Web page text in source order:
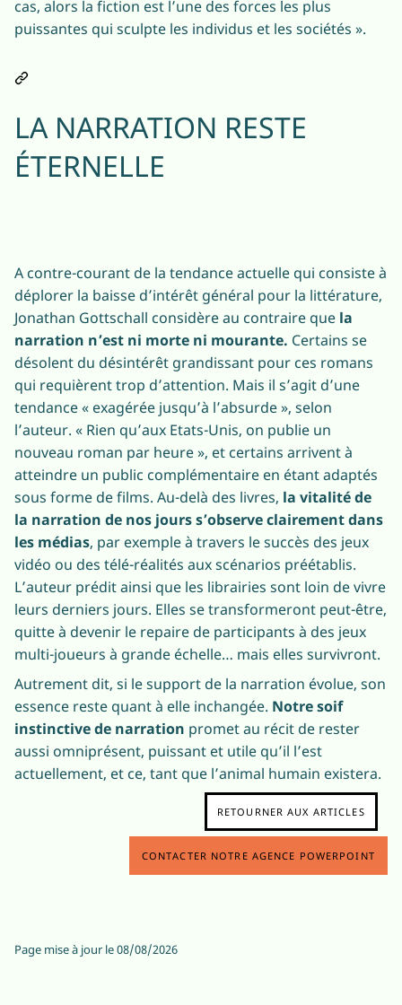
cas, alors la fiction est l’une des forces les plus
puissantes qui sculpte les individus et les sociétés ».
LA NARRATION RESTE
ÉTERNELLE
A contre-courant de la tendance actuelle qui consiste à
déplorer la baisse d’intérêt général pour la littérature,
Jonathan Gottschall considère au contraire que la
narration n’est ni morte ni mourante. Certains se
désolent du désintérêt grandissant pour ces romans
qui requièrent trop d’attention. Mais il s’agit d’une
tendance « exagérée jusqu’à l’absurde », selon
l’auteur. « Rien qu’aux Etats-Unis, on publie un
nouveau roman par heure », et certains arrivent à
atteindre un public complémentaire en étant adaptés
sous forme de films. Au-delà des livres, la vitalité de
la narration de nos jours s’observe clairement dans
les médias, par exemple à travers le succès des jeux
vidéo ou des télé-réalités aux scénarios préétablis.
L’auteur prédit ainsi que les librairies sont loin de vivre
leurs derniers jours. Elles se transformeront peut-être,
quitte à devenir le repaire de participants à des jeux
multi-joueurs à grande échelle… mais elles survivront.
Autrement dit, si le support de la narration évolue, son
essence reste quant à elle inchangée. Notre soif
instinctive de narration promet au récit de rester
aussi omniprésent, puissant et utile qu’il l’est
actuellement, et ce, tant que l’animal humain existera.
RETOURNER AUX ARTICLES
CONTACTER NOTRE AGENCE POWERPOINT
Page mise à jour le08/08/2026